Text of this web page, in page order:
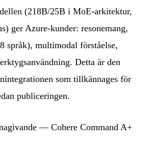
(218B/25B i MoE-arkitektur,
ger Azure-kunder: resonemang,
språk), multimodal förståelse,
Detta är den
som tillkännages för
publiceringen.
— Cohere Command A+